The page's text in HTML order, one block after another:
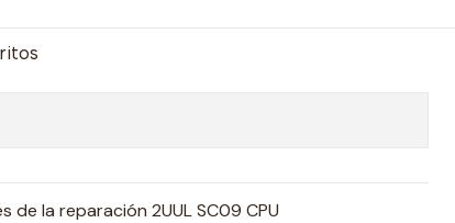
de la reparación 2UUL SC09 CPU